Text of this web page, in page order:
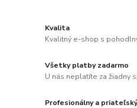
Kvalita
Kvalitný e-shop s
Všetky platby zadarmo
U nás neplatíte za žiadny
Profesionálny a